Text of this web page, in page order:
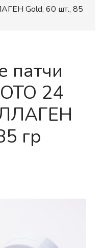
Gold, 60 шт., 85
патчи
24
гр